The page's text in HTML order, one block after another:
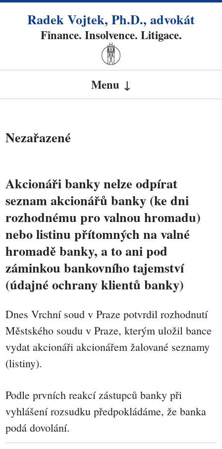
Radek Vojtek, Ph.D., advokát
Finance. Insolvence. Litigace.
Menu
Nezařazené
Akcionáři banky nelze odpírat
seznam akcionářů banky (ke dni
rozhodnému pro valnou hromadu)
nebo listinu přítomných na valné
hromadě banky, a to ani pod
záminkou bankovního tajemství
(údajné ochrany klientů banky)
Dnes Vrchní soud v Praze potvrdil rozhodnutí
Městského soudu v Praze, kterým uložil bance
vydat akcionáři akcionářem žalované seznamy
(listiny).
Podle prvních reakcí zástupců banky při
vyhlášení rozsudku předpokládáme, že banka
podá dovolání.